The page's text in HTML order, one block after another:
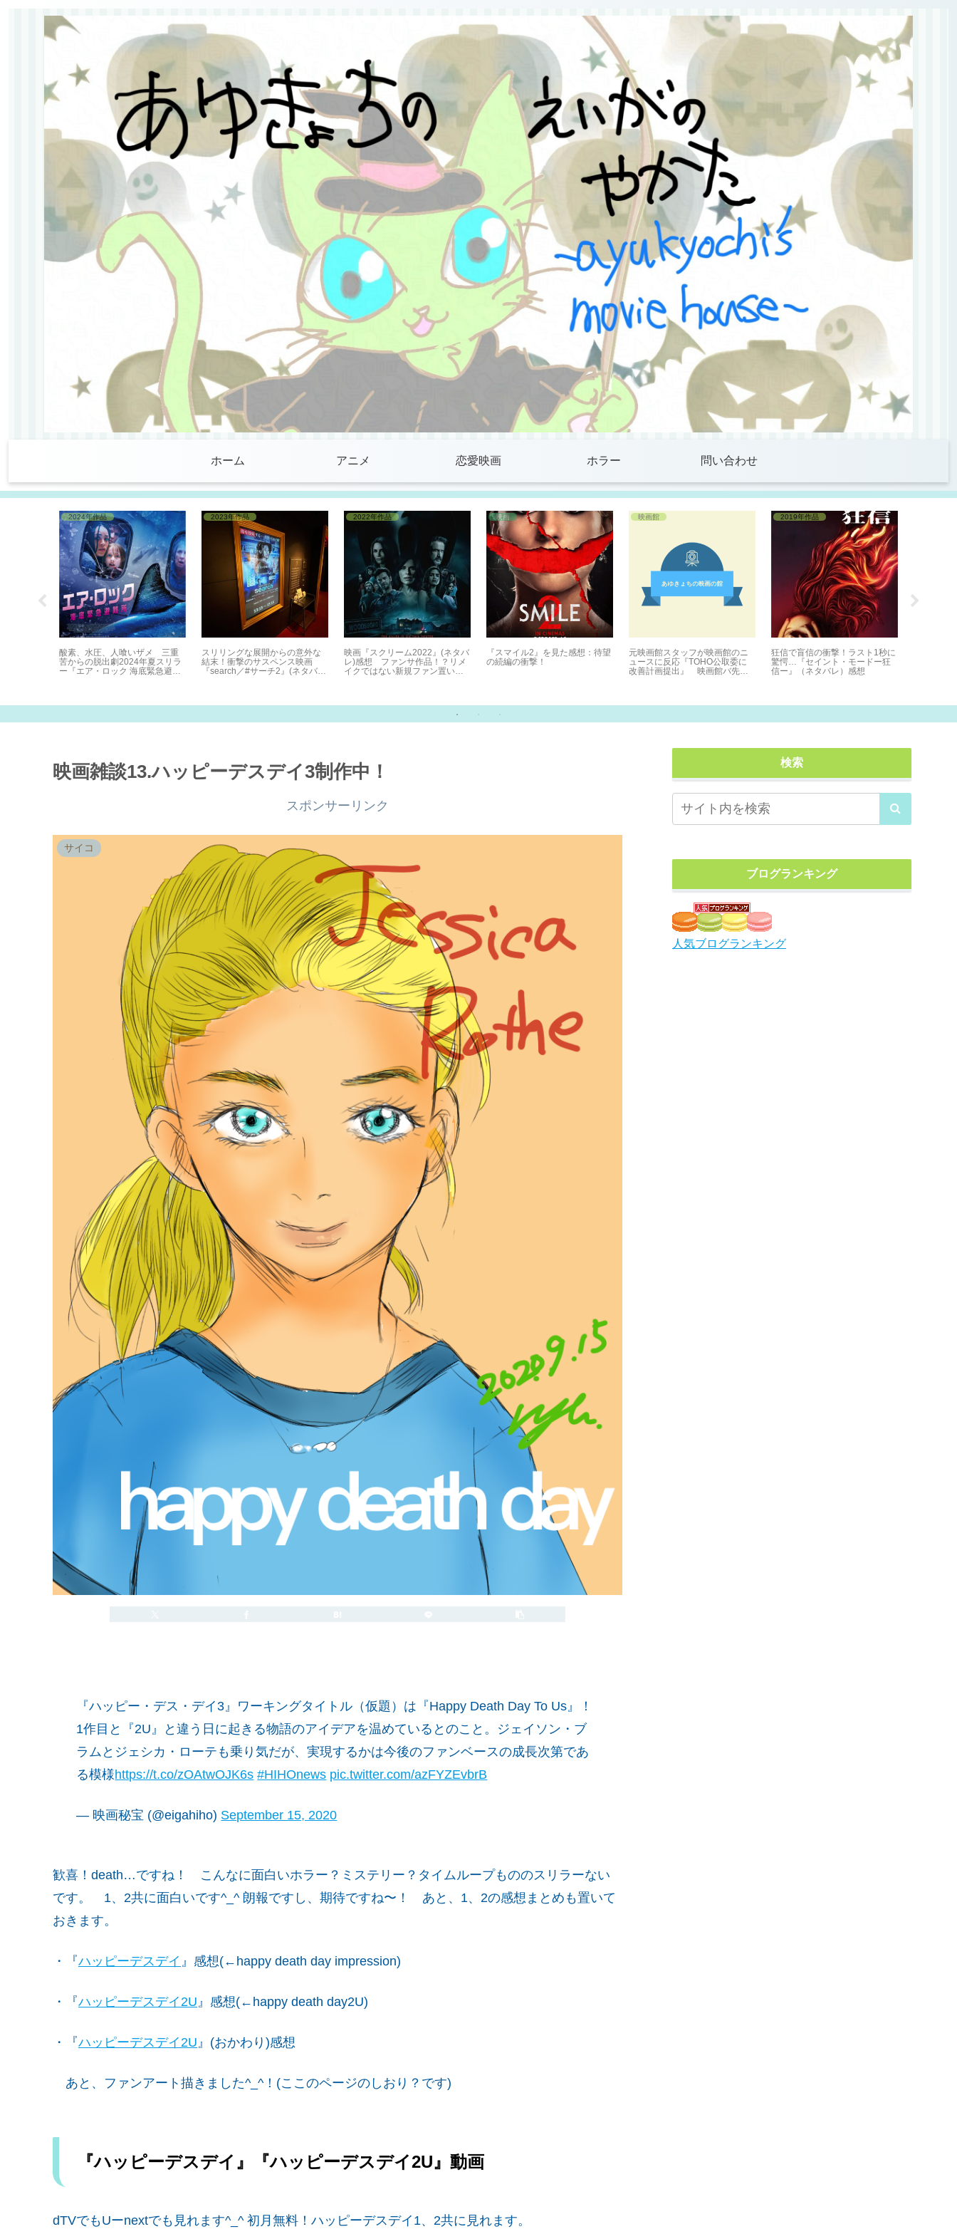
ホーム アニメ 恋愛映画 ホラー 問い合わせ
2024年作品
酸素、水圧、人喰いザメ 三重
苦からの脱出劇2024年夏スリラ
ー『エア・ロック 海底緊急避難
2023年作品
スリリングな展開からの意外な
結末！衝撃のサスペンス映画
『search／#サーチ2』(ネタバ
2022年作品
映画『スクリーム2022』(ネタバ
レ)感想 ファンサ作品！？リメ
イクではない新規ファン置いて
映画
『スマイル2』を見た感想：待望
の続編の衝撃！
映画館
元映画館スタッフが映画館のニ
ュースに反応『TOHO公取委に
改善計画提出』 映画館バ先に
2019年作品
狂信で盲信の衝撃！ラスト1秒に
驚愕…『セイント・モードー狂
信ー』（ネタバレ）感想
映画雑談13.ハッピーデスデイ3制作中！
スポンサーリンク
サイコ
『ハッピー・デス・デイ3』ワーキングタイトル（仮題）は『Happy Death Day To Us』！
1作目と『2U』と違う日に起きる物語のアイデアを温めているとのこと。ジェイソン・ブ
ラムとジェシカ・ローテも乗り気だが、実現するかは今後のファンベースの成長次第であ
る模様https://t.co/zOAtwOJK6s #HIHOnews pic.twitter.com/azFYZEvbrB
— 映画秘宝 (@eigahiho) September 15, 2020
歓喜！death…ですね！ こんなに面白いホラー？ミステリー？タイムループもののスリラーない
です。 1、2共に面白いです^_^ 朗報ですし、期待ですね〜！ あと、1、2の感想まとめも置いて
おきます。
・『ハッピーデスデイ 』感想(←happy death day impression)
・『ハッピーデスデイ2U』感想(←happy death day2U)
・『ハッピーデスデイ2U』(おかわり)感想
あと、ファンアート描きました^_^！(ここのページのしおり？です)
『ハッピーデスデイ』『ハッピーデスデイ2U』動画
dTVでもUーnextでも見れます^_^ 初月無料！ハッピーデスデイ1、2共に見れます。
検索
ブログランキング
人気ブログランキング